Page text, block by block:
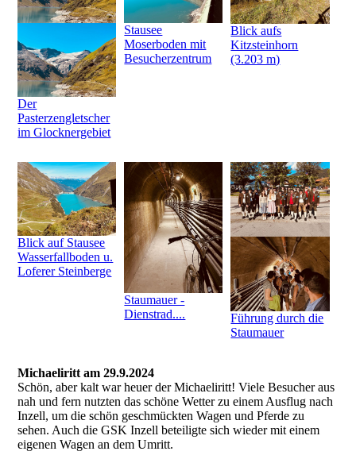
Der
Pasterzengletscher
im Glocknergebiet
Stausee
Moserboden mit
Besucherzentrum
Blick aufs
Kitzsteinhorn
(3.203 m)
Blick auf Stausee
Wasserfallboden u.
Loferer Steinberge
Staumauer -
Dienstrad....
Führung durch die
Staumauer
Michaeliritt am 29.9.2024
Schön, aber kalt war heuer der Michaeliritt! Viele Besucher aus
nah und fern nutzten das schöne Wetter zu einem Ausflug nach
Inzell, um die schön geschmückten Wagen und Pferde zu
sehen. Auch die GSK Inzell beteiligte sich wieder mit einem
eigenen Wagen an dem Umritt.